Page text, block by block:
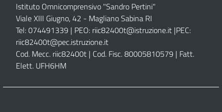
Istituto Omnicomprensivo "Sandro Pertini"
Viale XIII Giugno, 42 - Magliano Sabina RI
Tel: 074491339 | PEO: riic82400t@istruzione.it |PEC:
riic82400t@pec.istruzione.it
Cod. Mecc. riic82400t | Cod. Fisc. 80005810579 | Fatt.
Elett. UFH6HM